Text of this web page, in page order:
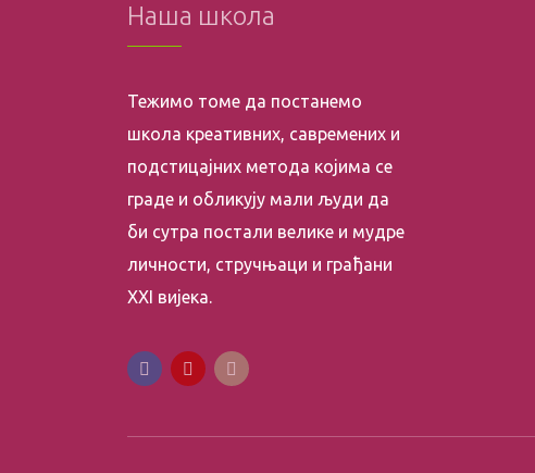
Наша школа
Тежимо томе да постанемо
школа креативних, савремених и
подстицајних метода којима се
граде и обликују мали људи да
би сутра постали велике и мудре
личности, стручњаци и грађани
XXI вијека.